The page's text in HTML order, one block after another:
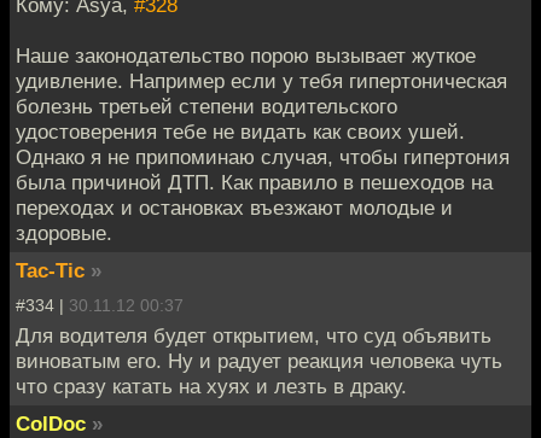
Кому: Asya, #328
Наше законодательство порою вызывает жуткое
удивление. Например если у тебя гипертоническая
болезнь третьей степени водительского
удостоверения тебе не видать как своих ушей.
Однако я не припоминаю случая, чтобы гипертония
была причиной ДТП. Как правило в пешеходов на
переходах и остановках въезжают молодые и
здоровые.
Tac-Tic »
#334 | 30.11.12 00:37
Для водителя будет открытием, что суд объявить
виноватым его. Ну и радует реакция человека чуть
что сразу катать на хуях и лезть в драку.
ColDoc »